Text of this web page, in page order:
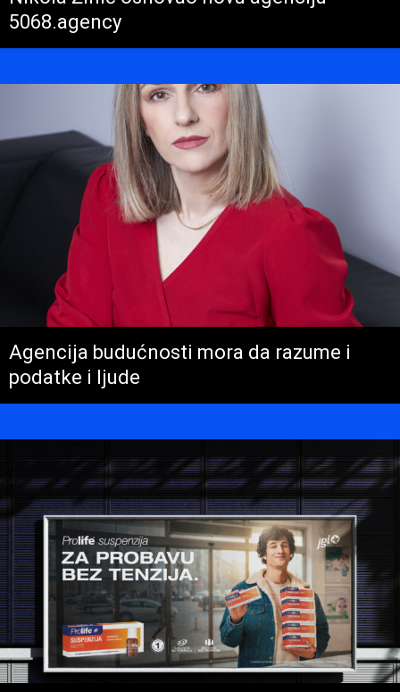
5068.agency
Agencija budućnosti mora da razume i
podatke i ljude